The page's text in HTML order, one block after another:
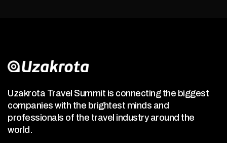
Uzakrota Travel Summit is connecting the biggest
companies with the brightest minds and
professionals of the travel industry around the
world.